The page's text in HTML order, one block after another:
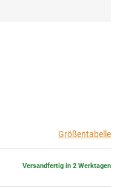
Größentabelle
Versandfertig in 2 Werktagen